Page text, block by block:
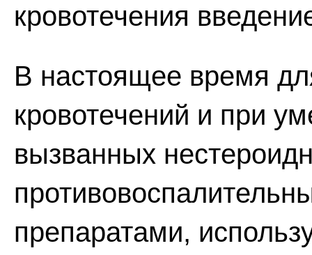
кровотечения
В настоящее время
кровотечений и при
вызванных
препаратами,